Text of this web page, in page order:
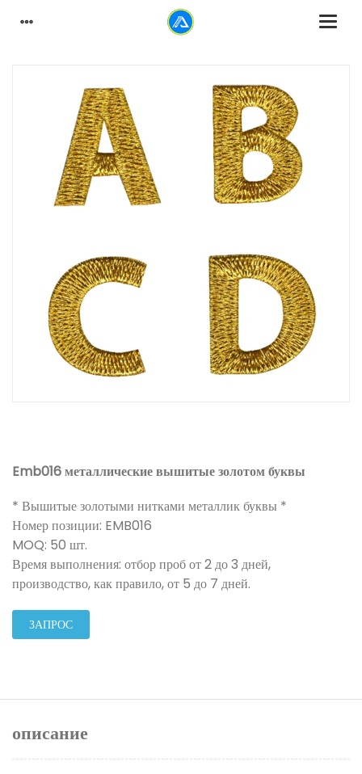
Emb016 металлические вышитые золотом буквы
* Вышитые золотыми нитками металлик буквы *
Номер позиции: EMB016
MOQ: 50 шт.
Время выполнения: отбор проб от 2 до 3 дней,
производство, как правило, от 5 до 7 дней.
ЗАПРОС
описание